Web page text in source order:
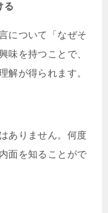
る
について「なぜそ
味を持つことで、
解が得られます。
ありません。何度
面を知ることがで